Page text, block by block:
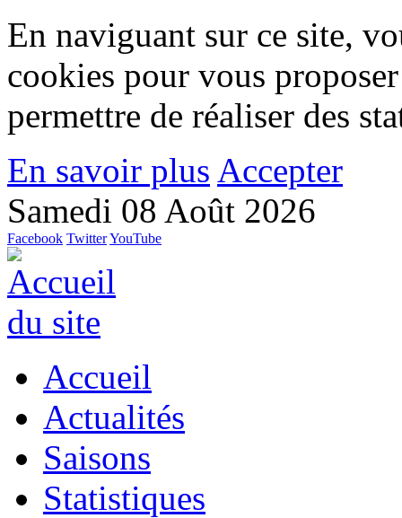
En naviguant sur ce site,
cookies pour vous
permettre de réaliser des
En savoir plus Accepter
Samedi 08 Août 2026
Facebook TwitterYouTube
Accueil
Actualités
Saisons
Statistiques